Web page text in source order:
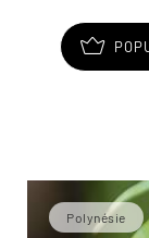
Polynésie